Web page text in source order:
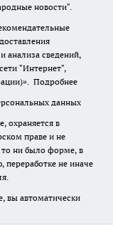
новости".
анализа сведений,
"Интернет",
Подробнее
данных
охраняется в
праве и не
ни было форме, в
переработке не иначе
вы автоматически